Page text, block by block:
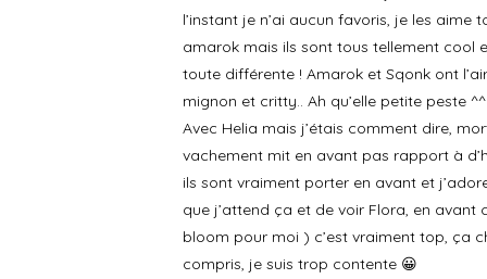
l’instant je n’ai aucun favoris, je les aime
amarok mais ils sont tous tellement cool
toute différente ! Amarok et Sqonk ont
mignon et critty.. Ah qu’elle petite peste
Avec Helia mais j’étais comment dire,
vachement mit en avant pas rapport à
ils sont vraiment porter en avant et
que j’attend ça et de voir Flora, en
bloom pour moi ) c’est vraiment top, ça
compris, je suis trop contente 😀